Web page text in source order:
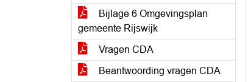
Bijlage 6 Omgevingsplan
gemeente Rijswijk
Vragen CDA
Beantwoording vragen CDA